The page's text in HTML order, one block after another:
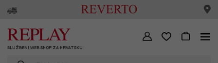
SLUŽBENI WEB SHOP ZA HRVATSKU